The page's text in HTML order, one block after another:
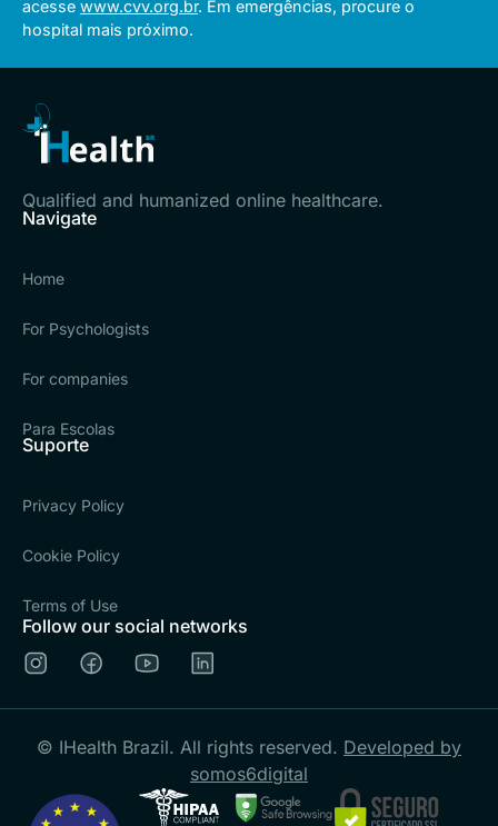
acesse www.cvv.org.br. Em emergências, procure o
hospital mais próximo.
Qualified and humanized online healthcare.
Navigate
Home
For Psychologists
For companies
Para Escolas
Suporte
Privacy Policy
Cookie Policy
Terms of Use
Follow our social networks
© IHealth Brazil. All rights reserved. Developed by
somos6digital